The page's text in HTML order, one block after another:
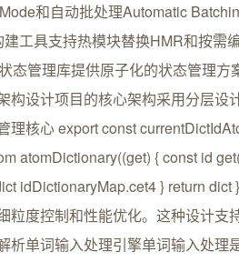
和自动批处理Automatic
工具支持热模块替换HMR和按需
态管理库提供原子化的状态管理
构设计项目的核心架构采用分层设
理核心 export const
atomDictionary((get) { const id
idDictionaryMap.cet4 } return
粒度控制和性能优化。这种设计
析单词输入处理引擎单词输入处理